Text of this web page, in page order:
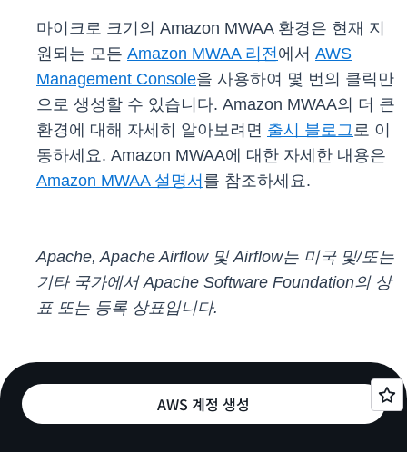
마이크로 크기의 Amazon MWAA 환경은 현재 지
원되는 모든 Amazon MWAA 리전에서 AWS
Management Console을 사용하여 몇 번의 클릭만
으로 생성할 수 있습니다. Amazon MWAA의 더 큰
환경에 대해 자세히 알아보려면 출시 블로그로 이
동하세요. Amazon MWAA에 대한 자세한 내용은
Amazon MWAA 설명서 를 참조하세요.
Apache, Apache Airflow 및 Airflow는 미국 및/또는
기타 국가에서 Apache Software Foundation의 상
표 또는 등록 상표입니다.
AWS 계정 생성